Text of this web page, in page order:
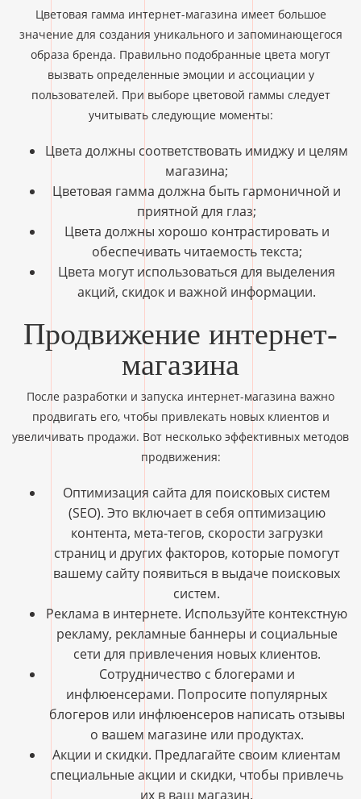
Цветовая гамма интернет-магазина имеет большое
значение для создания уникального и запоминающегося
образа бренда. Правильно подобранные цвета могут
вызвать определенные эмоции и ассоциации у
пользователей. При выборе цветовой гаммы следует
учитывать следующие моменты:
Цвета должны соответствовать имиджу и целям
магазина;
Цветовая гамма должна быть гармоничной и
приятной для глаз;
Цвета должны хорошо контрастировать и
обеспечивать читаемость текста;
Цвета могут использоваться для выделения
акций, скидок и важной информации.
Продвижение интернет-
магазина
После разработки и запуска интернет-магазина важно
продвигать его, чтобы привлекать новых клиентов и
увеличивать продажи. Вот несколько эффективных методов
продвижения:
Оптимизация сайта для поисковых систем
(SEO). Это включает в себя оптимизацию
контента, мета-тегов, скорости загрузки
страниц и других факторов, которые помогут
вашему сайту появиться в выдаче поисковых
систем.
Реклама в интернете. Используйте контекстную
рекламу, рекламные баннеры и социальные
сети для привлечения новых клиентов.
Сотрудничество с блогерами и
инфлюенсерами. Попросите популярных
блогеров или инфлюенсеров написать отзывы
о вашем магазине или продуктах.
Акции и скидки. Предлагайте своим клиентам
специальные акции и скидки, чтобы привлечь
их в ваш магазин.